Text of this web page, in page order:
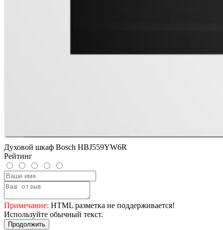
Духовой шкаф Bosch HBJ559YW6R
Рейтинг
Примечание: HTML разметка не поддерживается!
Используйте обычный текст.
Продолжить